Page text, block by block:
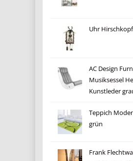
Uhr Hirschkopf
AC Design
Musiksessel
Kunstleder
Teppich
grün
Frank